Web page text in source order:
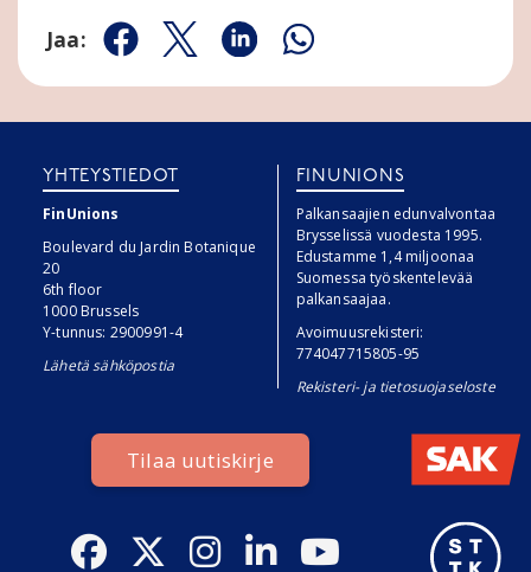
Jaa: Jaa Facebookissa
Jaa Twitterissä
Jaa Linkedinissä
Jaa Whatsappissa
YHTEYSTIEDOT
FinUnions
Boulevard du Jardin Botanique
20
6th floor
1000 Brussels
Y-tunnus: 2900991-4
Lähetä sähköpostia
FINUNIONS
Palkansaajien edunvalvontaa
Brysselissä vuodesta 1995.
Edustamme 1,4 miljoonaa
Suomessa työskentelevää
palkansaajaa.
Avoimuusrekisteri:
774047715805-95
Rekisteri- ja tietosuojaseloste
Tilaa uutiskirje